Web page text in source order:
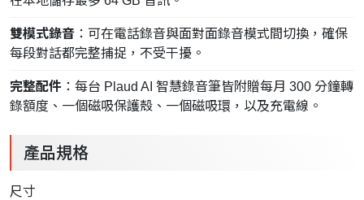
雙模式錄音 ：可在電話錄音與面對面錄音模式間切換，確保
每段對話都完整捕捉，不受干擾。
完整配件 ：每台 Plaud AI 智慧錄音筆皆附贈每月 300 分鐘轉
錄額度、一個磁吸保護殼、一個磁吸環，以及充電線。
產品規格
尺寸